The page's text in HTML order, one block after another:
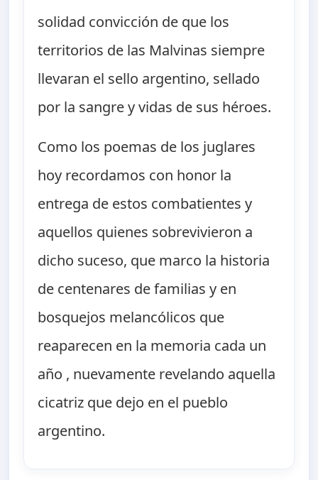
solidad convicción de que los
territorios de las Malvinas siempre
llevaran el sello argentino, sellado
por la sangre y vidas de sus héroes.
Como los poemas de los juglares
hoy recordamos con honor la
entrega de estos combatientes y
aquellos quienes sobrevivieron a
dicho suceso, que marco la historia
de centenares de familias y en
bosquejos melancólicos que
reaparecen en la memoria cada un
año , nuevamente revelando aquella
cicatriz que dejo en el pueblo
argentino.